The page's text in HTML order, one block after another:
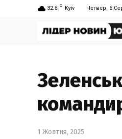
32.6 C Kyiv Четвер, 6
1 Жовтня, 2025